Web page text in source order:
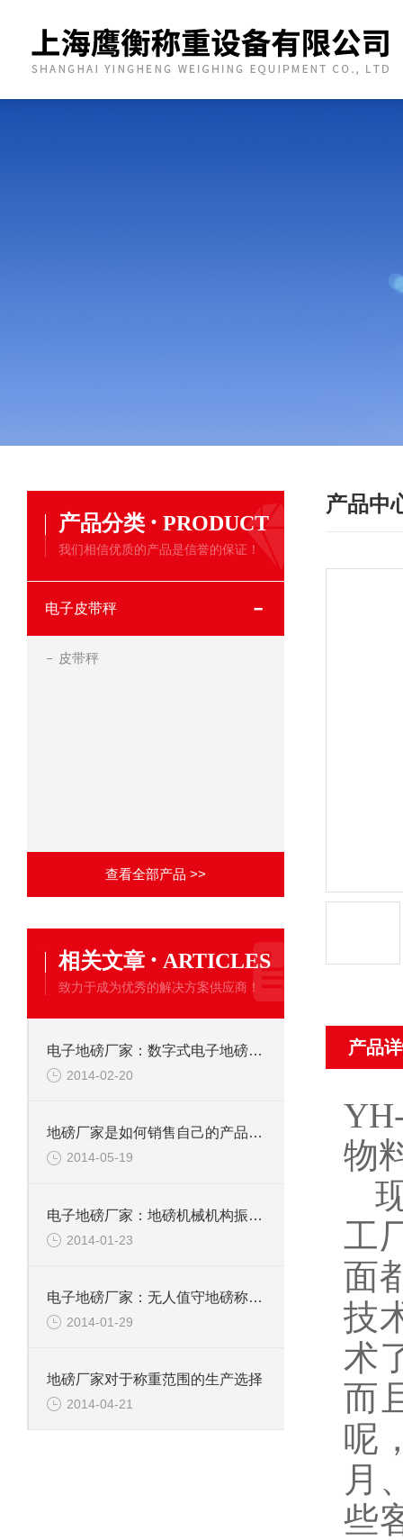
产品分类 · PRODUCT
我们相信优质的产品是信誉的保证！
电子皮带秤
皮带秤
查看全部产品 >>
相关文章 · ARTICLES
致力于成为优秀的解决方案供应商！
电子地磅厂家：数字式电子地磅的三大优势
2014-02-20
地磅厂家是如何销售自己的产品的呢？
2014-05-19
电子地磅厂家：地磅机械机构振动的调整要求
2014-01-23
电子地磅厂家：无人值守地磅称重系统具有哪些特点
2014-01-29
地磅厂家对于称重范围的生产选择
2014-04-21
产品中
产品
物
工
面
技
术
而
呢
月
些